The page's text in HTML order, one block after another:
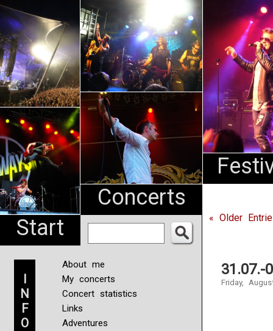
Start
Concerts
An
Pharma
NL
I
N
F
O
About me
My concerts
Concert statistics
Links
Adventures
« Older
Friday,